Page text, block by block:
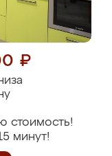
₽
стоимость!
минут!